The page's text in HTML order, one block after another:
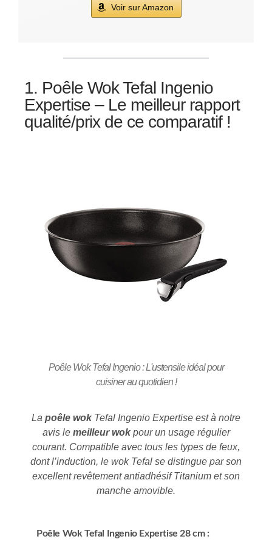
Voir sur Amazon
1. Poêle Wok Tefal Ingenio
Expertise – Le meilleur rapport
qualité/prix de ce comparatif !
Poêle Wok Tefal Ingenio : L'ustensile idéal pour
cuisiner au quotidien !
La poêle wokTefal Ingenio Expertise est à notre
avis le meilleur wokpour un usage régulier
courant. Compatible avec tous les types de feux,
dont l’induction, le wok Tefal se distingue par son
excellent revêtement antiadhésif Titanium et son
manche amovible.
Poêle Wok Tefal Ingenio Expertise 28 cm :